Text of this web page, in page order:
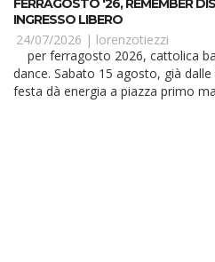
FERRAGOSTO '26, REMEMBER
INGRESSO LIBERO
24/07/2026 | lorenzotiezzi
dance. Sabato 15 agosto, già
festa dà energia a piazza primo